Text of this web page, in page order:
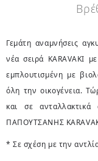
Γεμάτη αναμνήσεις
νέα σειρά KARAVAKI
εμπλουτισμένη με
όλη την οικογένεια.
και σε ανταλλακτικά
ΠΑΠΟΥΤΣΑΝΗΣ
* Σε σχέση με την